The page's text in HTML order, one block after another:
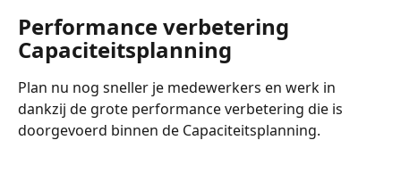
Performance verbetering
Capaciteitsplanning
Plan nu nog sneller je medewerkers en werk in
dankzij de grote performance verbetering die is
doorgevoerd binnen de Capaciteitsplanning.